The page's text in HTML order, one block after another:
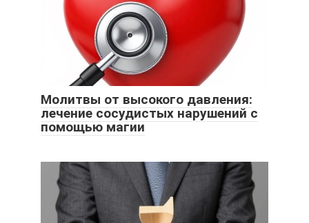
Молитвы от высокого давления:
лечение сосудистых нарушений с
помощью магии